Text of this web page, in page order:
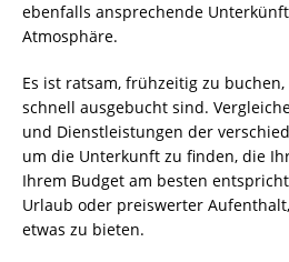
ebenfalls ansprechende
Atmosphäre.
Es ist ratsam, frühzeitig zu
schnell ausgebucht sind.
und Dienstleistungen der
um die Unterkunft zu finden, die
Ihrem Budget am besten
Urlaub oder preiswerter
etwas zu bieten.